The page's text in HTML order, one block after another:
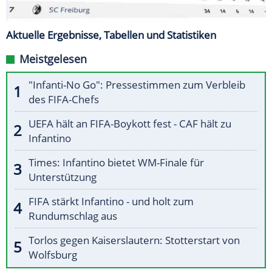
Aktuelle Ergebnisse, Tabellen und Statistiken
Meistgelesen
"Infanti-No Go": Pressestimmen zum Verbleib
des FIFA-Chefs
UEFA hält an FIFA-Boykott fest - CAF hält zu
Infantino
Times: Infantino bietet WM-Finale für
Unterstützung
FIFA stärkt Infantino - und holt zum
Rundumschlag aus
Torlos gegen Kaiserslautern: Stotterstart von
Wolfsburg